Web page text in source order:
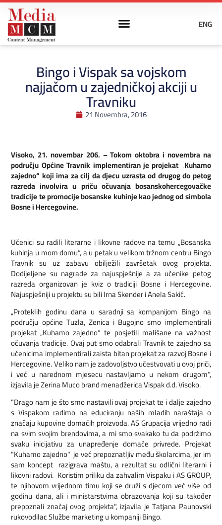
ENG
Bingo i Vispak sa vojskom
najjačom u zajedničkoj akciji u
Travniku
21 Novembra, 2016
Visoko, 21. novembar 206. – Tokom oktobra i novembra na
području Općine Travnik implementiran je projekat „Kuhamo
zajedno“ koji ima za cilj da djecu uzrasta od drugog do petog
razreda involvira u priču očuvanja bosanskohercegovačke
tradicije te promocije bosanske kuhinje kao jednog od simbola
Bosne i Hercegovine.
Učenici su radili literarne i likovne radove na temu „Bosanska
kuhinja u mom domu“, a u petak u velikom tržnom centru Bingo
Travnik su uz zabavu obilježili završetak ovog projekta.
Dodijeljene su nagrade za najuspješnije a za učenike petog
razreda organizovan je kviz o tradiciji Bosne i Hercegovine.
Najuspješniji u projektu su bili Irna Skender i Anela Sakić.
„Proteklih godinu dana u saradnji sa kompanijom Bingo na
području općine Tuzla, Zenica i Bugojno smo implementirali
projekat „Kuhamo zajedno“ te posjetili mališane na važnost
očuvanja tradicije. Ovaj put smo odabrali Travnik te zajedno sa
učenicima implementirali zaista bitan projekat za razvoj Bosne i
Hercegovine. Veliko nam je zadovoljstvo učestvovati u ovoj priči,
i već u narednom mjesecu nastavljamo u nekom drugom“,
izjavila je Zerina Muco brand menadžerica Vispak d.d. Visoko.
"Drago nam je što smo nastavili ovaj projekat te i dalje zajedno
s Vispakom radimo na educiranju naših mladih naraštaja o
značaju kupovine domaćih proizvoda. AS Grupacija vrijedno radi
na svim svojim brendovima, a mi smo svakako tu da podržimo
svaku inicijativu za unapređenje domaće privrede. Projekat
"Kuhamo zajedno" je već prepoznatljiv među školarcima, jer im
sam koncept razigrava maštu, a rezultat su odlični literarni i
likovni radovi. Koristim priliku da zahvalim Vispaku i AS GROUP,
te njihovom vrijednom timu koji se druži s djecom već više od
godinu dana, ali i ministarstvima obrazovanja koji su također
prepoznali značaj ovog projekta", izjavila je Tatjana Paunovski
rukovodilac Službe marketing u kompaniji Bingo.